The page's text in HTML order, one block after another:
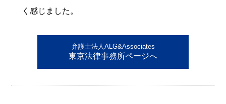
く感じました。
弁護士法人ALG&Associates
東京法律事務所ページへ